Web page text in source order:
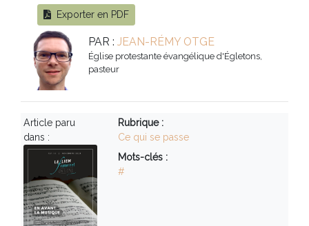
Exporter en PDF
PAR : JEAN-RÉMY OTGE
Église protestante évangélique d'Égletons,
pasteur
Article paru
dans :
Rubrique :
Ce qui se passe
Mots-clés :
#